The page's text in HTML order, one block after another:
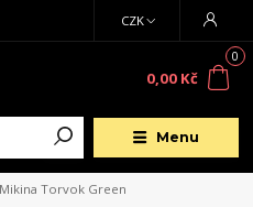
Menu
CZK
0
0,00 Kč
Torvok Green